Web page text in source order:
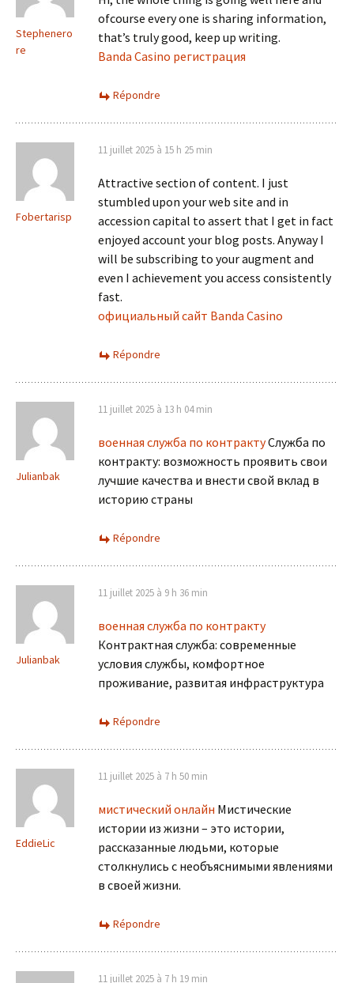
Stephenero
re
ofcourse every one is sharing information,
that’s truly good, keep up writing.
Banda Casino регистрация
Répondre
Fobertarisp
11 juillet 2025 à 15 h 25 min
Attractive section of content. I just
stumbled upon your web site and in
accession capital to assert that I get in fact
enjoyed account your blog posts. Anyway I
will be subscribing to your augment and
even I achievement you access consistently
fast.
официальный сайт Banda Casino
Répondre
Julianbak
11 juillet 2025 à 13 h 04 min
военная служба по контрактуСлужба по
контракту: возможность проявить свои
лучшие качества и внести свой вклад в
историю страны
Répondre
Julianbak
11 juillet 2025 à 9 h 36 min
военная служба по контракту
Контрактная служба: современные
условия службы, комфортное
проживание, развитая инфраструктура
Répondre
EddieLic
11 juillet 2025 à 7 h 50 min
мистический онлайн Мистические
истории из жизни – это истории,
рассказанные людьми, которые
столкнулись с необъяснимыми явлениями
в своей жизни.
Répondre
11 juillet 2025 à 7 h 19 min